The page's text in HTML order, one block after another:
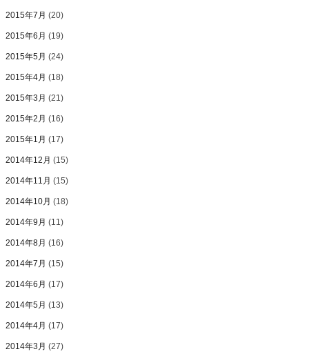
2015年7月 (20)
2015年6月 (19)
2015年5月 (24)
2015年4月 (18)
2015年3月 (21)
2015年2月 (16)
2015年1月 (17)
2014年12月 (15)
2014年11月 (15)
2014年10月 (18)
2014年9月 (11)
2014年8月 (16)
2014年7月 (15)
2014年6月 (17)
2014年5月 (13)
2014年4月 (17)
2014年3月 (27)